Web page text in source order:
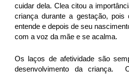
cuidar dela. Clea citou a
criança durante a gestação,
entende e depois de seu
com a voz da mãe e se acalma.
Os laços de afetividade são
desenvolvimento da criança.